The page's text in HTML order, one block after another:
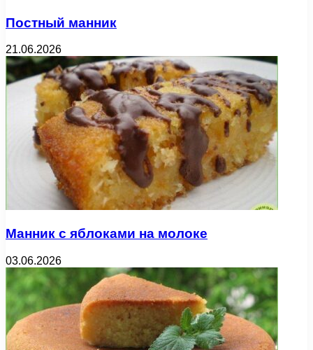
Постный манник
21.06.2026
Манник с яблоками на молоке
03.06.2026